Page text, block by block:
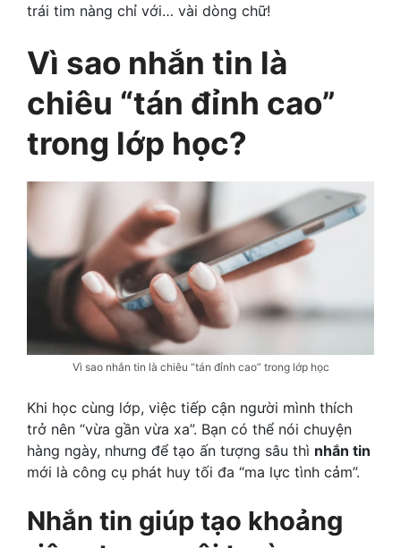
trái tim nàng chỉ với… vài dòng chữ!
Vì sao nhắn tin là
chiêu “tán đỉnh cao”
trong lớp học?
Vì sao nhắn tin là chiêu “tán đỉnh cao” trong lớp học
Khi học cùng lớp, việc tiếp cận người mình thích
trở nên “vừa gần vừa xa”. Bạn có thể nói chuyện
hàng ngày, nhưng để tạo ấn tượng sâu thì nhắn tin
mới là công cụ phát huy tối đa “ma lực tình cảm”.
Nhắn tin giúp tạo khoảng